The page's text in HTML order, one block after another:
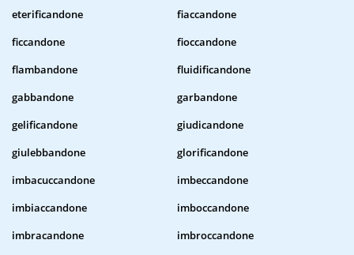
eterificandone
fiaccandone
ficcandone
fioccandone
flambandone
fluidificandone
gabbandone
garbandone
gelificandone
giudicandone
giulebbandone
glorificandone
imbacuccandone
imbeccandone
imbiaccandone
imboccandone
imbracandone
imbroccandone